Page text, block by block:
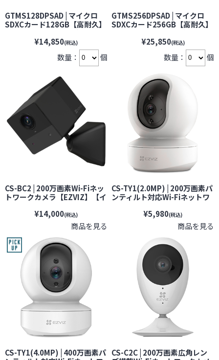
GTMS128DPSAD | マイクロ
SDXCカード128GB【高耐久】
防犯カメラ・ドライブレコー
ダーなどの常時録画に最適
【microSDカード】【マイク
ロSDカード】【メモリーカー
¥14,850(税込)
数量： 個
GTMS256DPSAD | マイクロ
SDXCカード256GB【高耐久】
防犯カメラ・ドライブレコー
ダーなどの常時録画に最適
【microSDカード】【マイク
ロSDカード】【メモリーカー
¥25,850(税込)
数量： 個
CS-BC2 | 200万画素Wi-Fiネッ
トワークカメラ【EZVIZ】【イ
【監視カメラ】【セキュリティ
ーカメラ】【見守りカメラ】
¥14,000(税込)
商品を見る
CS-TY1(2.0MP) | 200万画素パ
ンティルト対応Wi-Fiネットワ
ービズ】【防犯カメラ】【監
視カメラ】【セキュリティーカ
メラ】【見守りカメラ】
¥5,980(税込)
商品を見る
CS-TY1(4.0MP) | 400万画素パ CS-C2C | 200万画素広角レン